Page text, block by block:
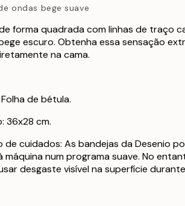
ondas bege suave
forma quadrada com linhas de traço
escuro. Obtenha essa sensação
na cama.
de bétula.
36x28 cm.
de cuidados: As bandejas da Desenio
máquina num programa suave. No
desgaste visível na superfície